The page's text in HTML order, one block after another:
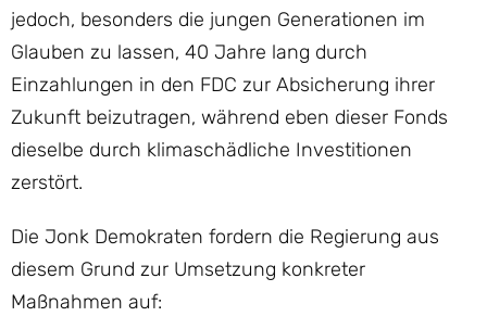
jedoch, besonders die jungen Generationen im
Glauben zu lassen, 40 Jahre lang durch
Einzahlungen in den FDC zur Absicherung ihrer
Zukunft beizutragen, während eben dieser Fonds
dieselbe durch klimaschädliche Investitionen
zerstört.
Die Jonk Demokraten fordern die Regierung aus
diesem Grund zur Umsetzung konkreter
Maßnahmen auf: